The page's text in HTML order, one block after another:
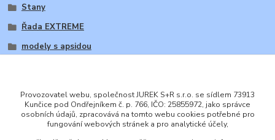
Stany
Řada EXTREME
modely s apsidou
ENGLISH
Provozovatel webu, společnost JUREK S+R s.r.o. se sídlem 73913
Kunčice pod Ondřejníkem č. p. 766, IČO: 25855972, jako správce
osobních údajů, zpracovává na tomto webu cookies potřebné pro
fungování webových stránek a pro analytické účely,